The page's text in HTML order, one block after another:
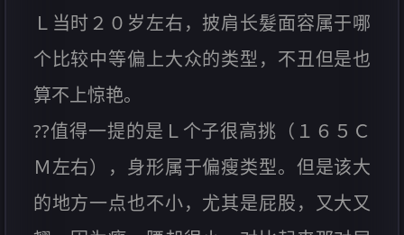
Ｌ当时２０岁左右，披肩长髮面容属于哪
个比较中等偏上大众的类型，不丑但是也
算不上惊艳。
??值得一提的是Ｌ个子很高挑（１６５Ｃ
Ｍ左右），身形属于偏瘦类型。但是该大
的地方一点也不小，尤其是屁股，又大又